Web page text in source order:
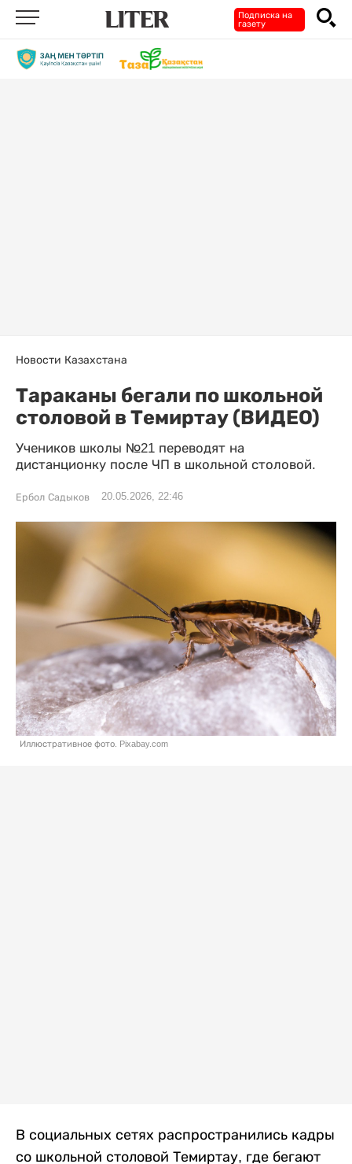
Подписка на
газету
Новости Казахстана
Тараканы бегали по школьной
столовой в Темиртау (ВИДЕО)
Учеников школы №21 переводят на
дистанционку после ЧП в школьной столовой.
Ербол Садыков 20.05.2026, 22:46
Иллюстративное фото. Pixabay.com
В социальных сетях распространились кадры
со школьной столовой Темиртау, где бегают